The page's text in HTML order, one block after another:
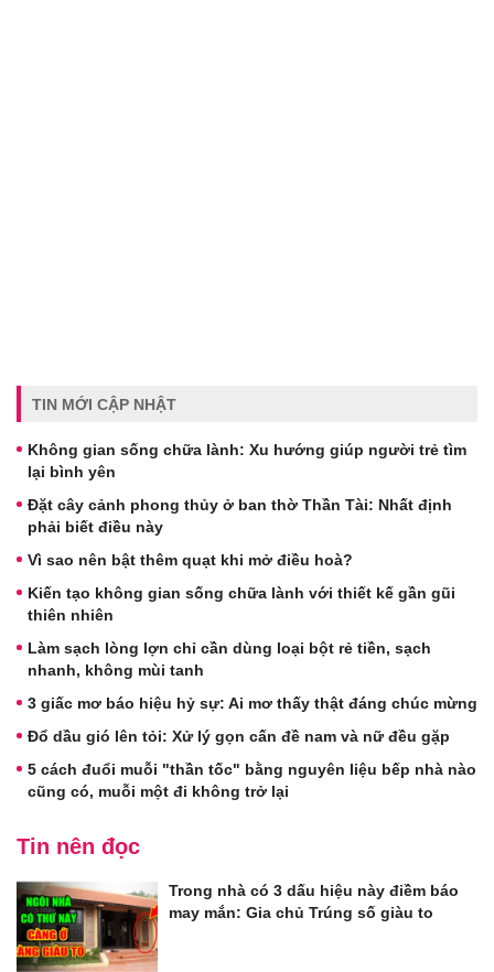
TIN MỚI CẬP NHẬT
Không gian sống chữa lành: Xu hướng giúp người trẻ tìm
lại bình yên
Đặt cây cảnh phong thủy ở ban thờ Thần Tài: Nhất định
phải biết điều này
Vì sao nên bật thêm quạt khi mở điều hoà?
Kiến tạo không gian sống chữa lành với thiết kế gần gũi
thiên nhiên
Làm sạch lòng lợn chỉ cần dùng loại bột rẻ tiền, sạch
nhanh, không mùi tanh
3 giấc mơ báo hiệu hỷ sự: Ai mơ thấy thật đáng chúc mừng
Đổ dầu gió lên tỏi: Xử lý gọn cấn đề nam và nữ đều gặp
5 cách đuổi muỗi "thần tốc" bằng nguyên liệu bếp nhà nào
cũng có, muỗi một đi không trở lại
Tin nên đọc
Trong nhà có 3 dấu hiệu này điềm báo
may mắn: Gia chủ Trúng số giàu to